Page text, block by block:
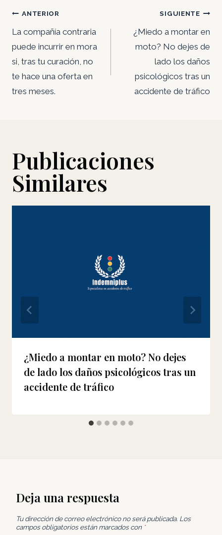
Navegación
de
entradas
ANTERIOR
La compañía contraria
puede incurrir en mora
si, tras tu curación, no
te hace una oferta en
tres meses.
SIGUIENTE
¿Miedo a montar en
moto? No dejes de
lado los daños
psicológicos tras un
accidente de tráfico
Publicaciones
Similares
¿Miedo a montar en moto? No dejes
de lado los daños psicológicos tras un
accidente de tráfico
Deja una respuesta
Tu dirección de correo electrónico no será publicada. Los
campos obligatorios están marcados con *